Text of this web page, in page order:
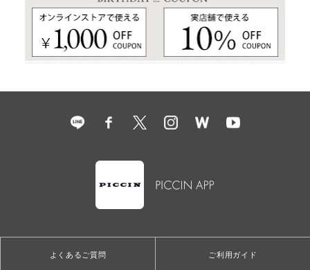
よくあるご質問 ご利用ガイド